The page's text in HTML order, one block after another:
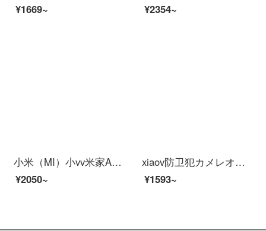
¥1669~
¥2354~
小米（MI）小vv米家APPパノラマアビデオ防水防塵パノラマ赤外線夜視アイド人形探偵アパバー停電防止カメラ[米家APP]xiaov Adoka Mede
¥2050~
xiaov防卫犯カメレオンテテテテンビトオカメオプロウトア室外防尘防水连マホリモトでHD夜視家庭用モニナイトオンラインオンラインオンラインオンライン音声でakaov+16 ov
¥1593~